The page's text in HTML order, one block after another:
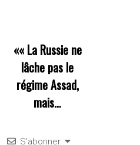
«« La Russie ne
lâche pas le
régime Assad,
mais…
S’abonner